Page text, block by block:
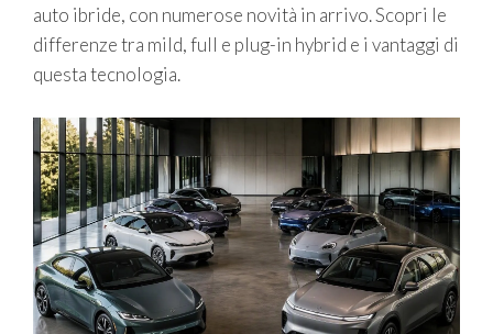
auto ibride, con numerose novità in arrivo. Scopri le
differenze tra mild, full e plug-in hybrid e i vantaggi di
questa tecnologia.